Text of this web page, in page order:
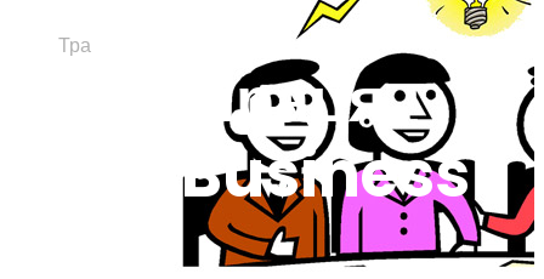
Тра
Співпраця
EU4Business